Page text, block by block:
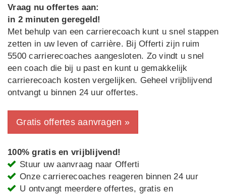
Vraag nu offertes aan:
in 2 minuten geregeld!
Met behulp van een carrierecoach kunt u snel stappen
zetten in uw leven of carrière. Bij Offerti zijn ruim
5500 carrierecoaches aangesloten. Zo vindt u snel
een coach die bij u past en kunt u gemakkelijk
carrierecoach kosten vergelijken. Geheel vrijblijvend
ontvangt u binnen 24 uur offertes.
Gratis offertes aanvragen »
100% gratis en vrijblijvend!
Stuur uw aanvraag naar Offerti
Onze carrierecoaches reageren binnen 24 uur
U ontvangt meerdere offertes, gratis en